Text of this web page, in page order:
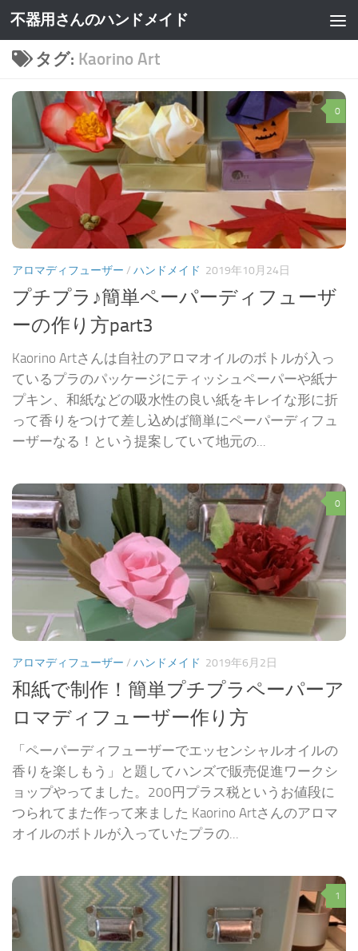
不器用さんのハンドメイド
タグ: Kaorino Art
0
アロマディフューザー / ハンドメイド 2019年10月24日
プチプラ♪簡単ペーパーディフューザ
ーの作り方part3
Kaorino Artさんは自社のアロマオイルのボトルが入っ
ているプラのパッケージにティッシュペーパーや紙ナ
プキン、和紙などの吸水性の良い紙をキレイな形に折
って香りをつけて差し込めば簡単にペーパーディフュ
ーザーなる！という提案していて地元の...
0
アロマディフューザー / ハンドメイド 2019年6月2日
和紙で制作！簡単プチプラペーパーア
ロマディフューザー作り方
「ペーパーディフューザーでエッセンシャルオイルの
香りを楽しもう」と題してハンズで販売促進ワークシ
ョップやってました。200円プラス税というお値段に
つられてまた作って来ました Kaorino Artさんのアロマ
オイルのボトルが入っていたプラの...
1